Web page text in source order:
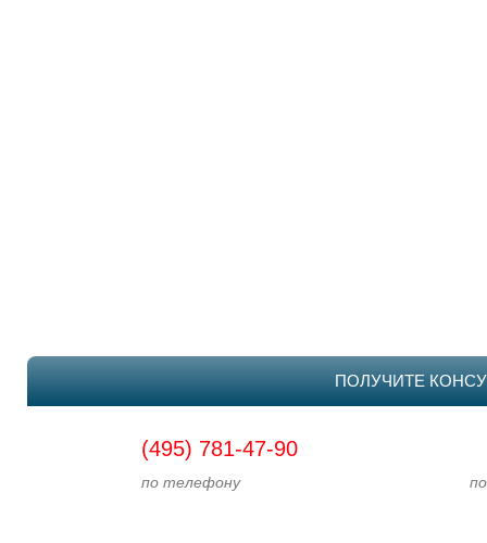
ПОЛУЧИТЕ
(495) 781-47-90
по телефону по